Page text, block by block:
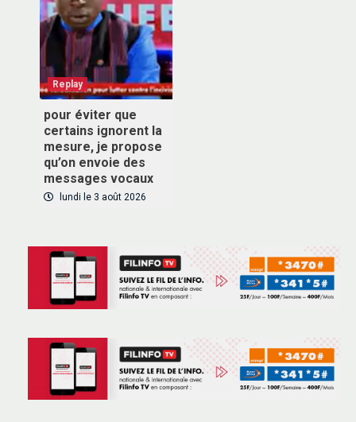
Replay
pour éviter que
certains ignorent la
mesure, je propose
qu’on envoie des
messages vocaux
lundi le 3 août 2026
Inscrivez-vous à notre newsletter pour recevoir en
premier nos informations exclusives
VOUS ABONNER